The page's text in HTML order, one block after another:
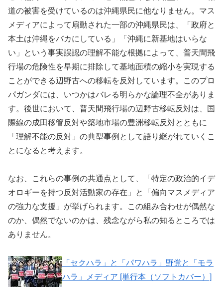
道の被害を受けているのは沖縄県民に他なりません。マス
メディアによって扇動された一部の沖縄県民は、「政府と
本土は沖縄をバカにしている」「沖縄に新基地はいらな
い」という事実誤認の理解不能な根拠によって、普天間飛
行場の危険性を早期に排除して基地面積の縮小を実現する
ことができる辺野古への移転を反対しています。このプロ
パガンダには、いつかはバレる明らかな論理不全がありま
す。後世において、普天間飛行場の辺野古移転反対は、国
際線の成田移管反対や築地市場の豊洲移転反対とともに
「理解不能の反対」の典型事例として語り継がれていくこ
とになると考えます。
なお、これらの事例の共通点として、「特定の政治的イデ
オロギーを持つ反対活動家の存在」と「偏向マスメディア
の強力な支援」が挙げられます。この組み合わせが偶然な
のか、偶然でないのかは、残念ながら私の知るところでは
ありません。
「セクハラ」と「パワハラ」野党と「モラ
ハラ」メディア [単行本（ソフトカバー）]